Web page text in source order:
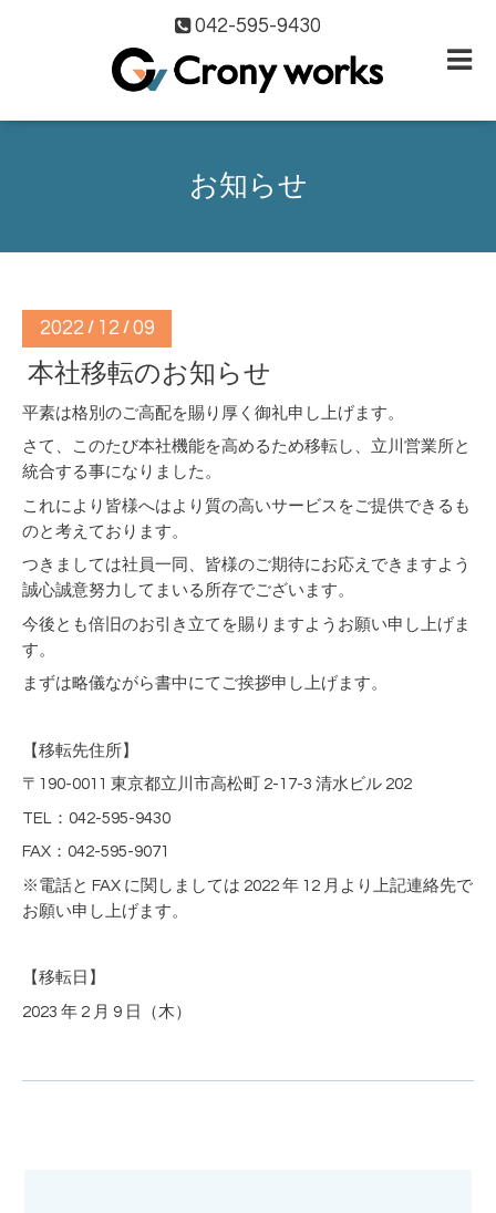
042-595-9430
お知らせ
2022 / 12 / 09
本社移転のお知らせ
平素は格別のご高配を賜り厚く御礼申し上げます。
さて、このたび本社機能を高めるため移転し、立川営業所と
統合する事になりました。
これにより皆様へはより質の高いサービスをご提供できるも
のと考えております。
つきましては社員一同、皆様のご期待にお応えできますよう
誠心誠意努力してまいる所存でございます。
今後とも倍旧のお引き立てを賜りますようお願い申し上げま
す。
まずは略儀ながら書中にてご挨拶申し上げます。
【移転先住所】
〒190-0011 東京都立川市高松町 2-17-3 清水ビル 202
TEL：042-595-9430
FAX：042-595-9071
※電話と FAX に関しましては 2022 年 12 月より上記連絡先で
お願い申し上げます。
【移転日】
2023 年 2 月 9 日（木）